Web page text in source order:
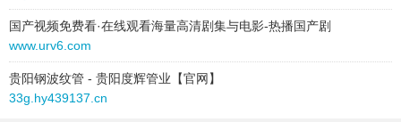
behavior:
follow
2025-07-21 to 2025-07-21
type: text
text: 专业术语
zqdl7.fuwang-lai.cn
zrs.fuwang-lai.cn
zup5.fuwang-lai.cn
国产视频免费看·在线观看海量高清剧集与电影-热播国产剧
www.urv6.com
贵阳钢波纹管 - 贵阳度辉管业【官网】
33g.hy439137.cn